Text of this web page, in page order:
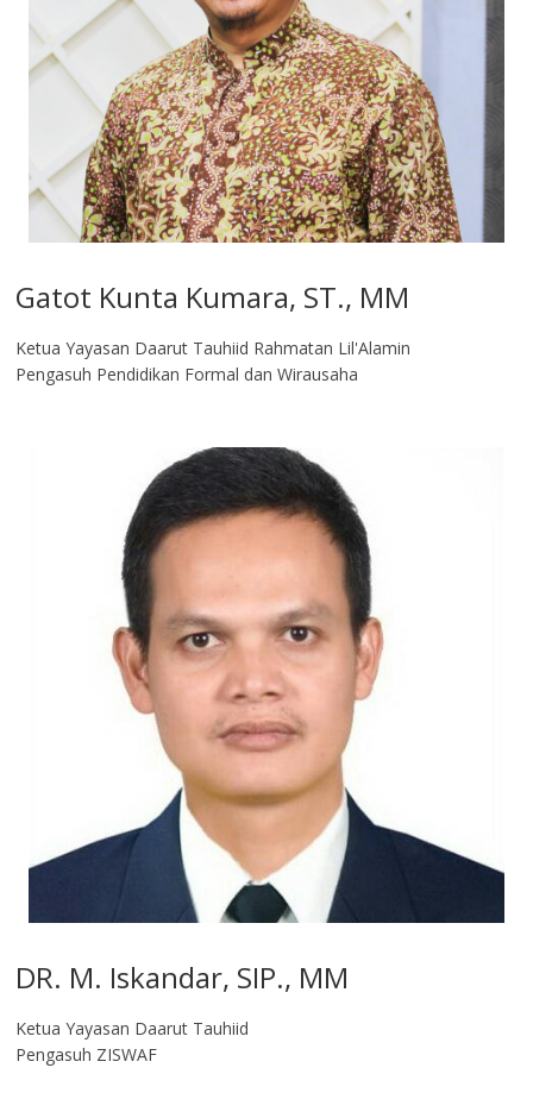
Gatot Kunta Kumara, ST., MM
Ketua Yayasan Daarut Tauhiid Rahmatan Lil'Alamin
Pengasuh Pendidikan Formal dan Wirausaha
DR. M. Iskandar, SIP., MM
Ketua Yayasan Daarut Tauhiid
Pengasuh ZISWAF